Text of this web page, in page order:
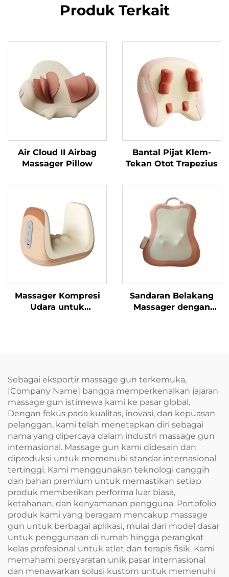
Produk Terkait
Air Cloud II Airbag
Massager Pillow
Bantal Pijat Klem-
Tekan Otot Trapezius
Massager Kompresi
Udara untuk
Sandaran Belakang
Massager dengan
Sebagai eksportir massage gun terkemuka,
[Company Name] bangga memperkenalkan jajaran
massage gun istimewa kami ke pasar global.
Dengan fokus pada kualitas, inovasi, dan kepuasan
pelanggan, kami telah menetapkan diri sebagai
nama yang dipercaya dalam industri massage gun
internasional. Massage gun kami didesain dan
diproduksi untuk memenuhi standar internasional
tertinggi. Kami menggunakan teknologi canggih
dan bahan premium untuk memastikan setiap
produk memberikan performa luar biasa,
ketahanan, dan kenyamanan pengguna. Portofolio
produk kami yang beragam mencakup massage
gun untuk berbagai aplikasi, mulai dari model dasar
untuk penggunaan di rumah hingga perangkat
kelas profesional untuk atlet dan terapis fisik. Kami
memahami persyaratan unik pasar internasional
dan menawarkan solusi kustom untuk memenuhi